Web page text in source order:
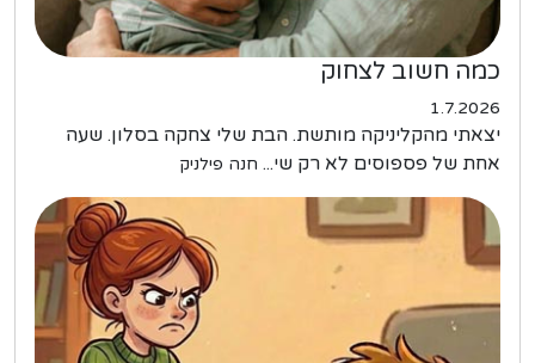
כמה חשוב לצחוק
1.7.2026
יצאתי מהקליניקה מותשת. הבת שלי צחקה בסלון. שעה
אחת של פספוסים לא רק שי... חנה פילניק